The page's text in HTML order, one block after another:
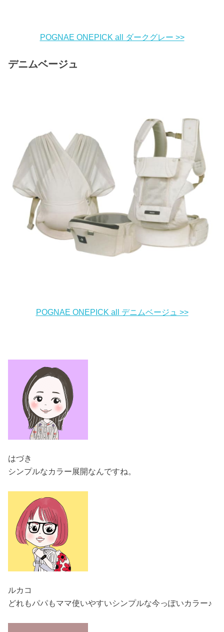
POGNAE ONEPICK all ダークグレー >>
デニムベージュ
POGNAE ONEPICK all デニムベージュ >>
はづき
シンプルなカラー展開なんですね。
ルカコ
どれもパパもママ使いやすいシンプルな今っぽいカラー♪